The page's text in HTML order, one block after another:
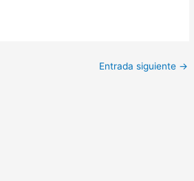
Entrada siguiente →